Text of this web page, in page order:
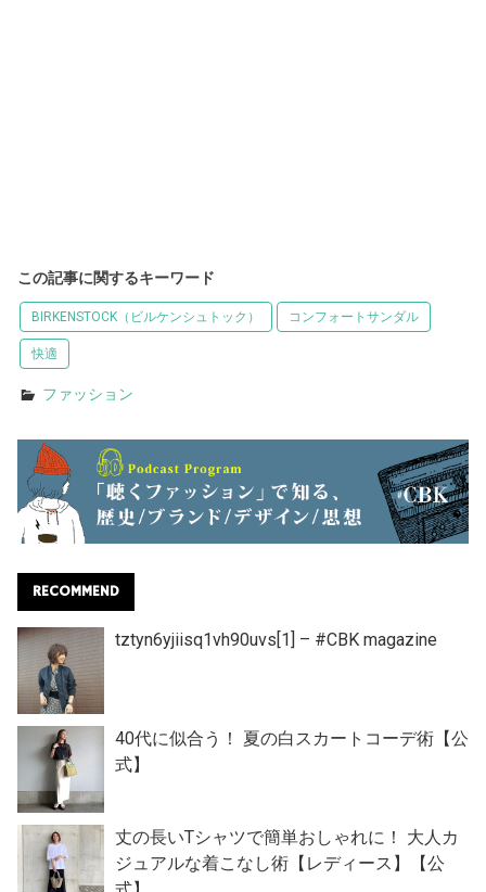
この記事に関するキーワード
BIRKENSTOCK（ビルケンシュトック） コンフォートサンダル
快適
ファッション
RECOMMEND
tztyn6yjiisq1vh90uvs[1] – #CBK magazine
40代に似合う！ 夏の白スカートコーデ術【公
式】
丈の長いTシャツで簡単おしゃれに！ 大人カ
ジュアルな着こなし術【レディース】【公